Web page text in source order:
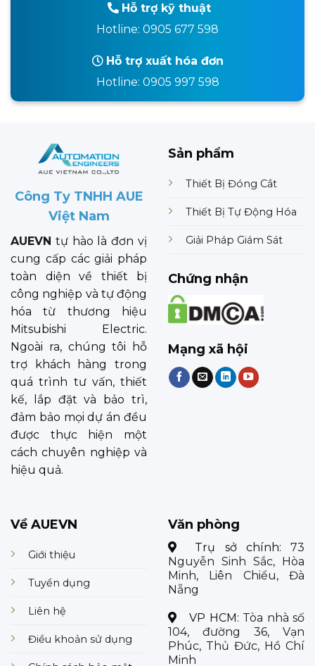
Hỗ trợ kỹ thuật
Hotline: 0905 677 598
Hỗ trợ xuất hóa đơn
Hotline: 0905 997 598
Công Ty TNHH AUE
Việt Nam
AUEVN tự hào là đơn vị
cung cấp các giải pháp
toàn diện về thiết bị
công nghiệp và tự động
hóa từ thương hiệu
Mitsubishi Electric.
Ngoài ra, chúng tôi hỗ
trợ khách hàng trong
quá trình tư vấn, thiết
kế, lắp đặt và bảo trì,
đảm bảo mọi dự án đều
được thực hiện một
cách chuyên nghiệp và
hiệu quả.
Sản phẩm
Thiết Bị Đóng Cắt
Thiết Bị Tự Động Hóa
Giải Pháp Giám Sát
Chứng nhận
Mạng xã hội
Về AUEVN
Giới thiệu
Tuyển dụng
Liên hệ
Điều khoản sử dụng
Văn phòng
Trụ sở chính: 73
Nguyễn Sinh Sắc, Hòa
Minh, Liên Chiểu, Đà
Nẵng
VP HCM: Tòa nhà số
104, đường 36, Vạn
Phúc, Thủ Đức, Hồ Chí
Minh